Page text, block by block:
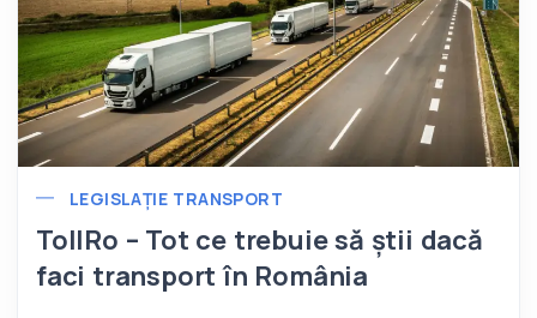
LEGISLAȚIE TRANSPORT
TollRo – Tot ce trebuie să știi dacă
faci transport în România